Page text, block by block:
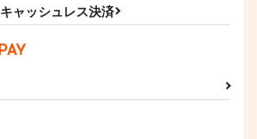
キャッシュレス決済